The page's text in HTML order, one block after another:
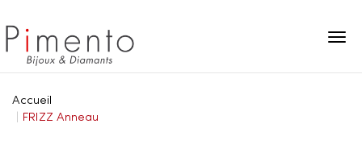
Accueil
FRIZZ Anneau